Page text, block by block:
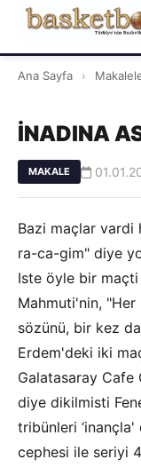
Ana Sayfa ›
İNADINA
MAKALE
Bazi maçlar vardi
ra-ca-gim" diye
Iste öyle bir
Mahmuti'nin,
sözünü, bir kez
Erdem'deki iki
Galatasaray
diye dikilmisti
tribünleri
cephesi ile seriyi